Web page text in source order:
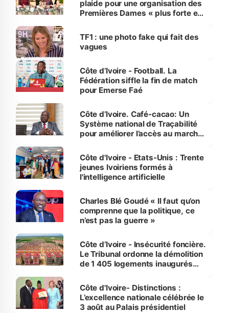
plaide pour une organisation des
Premières Dames « plus forte et
sur la scène internationale »
TF1 : une photo fake qui fait des
vagues
Côte d’Ivoire - Football. La
Fédération siffle la fin de match
pour Emerse Faé
Côte d’Ivoire. Café-cacao: Un
Système national de Traçabilité
pour améliorer l’accès au marché
Côte d'Ivoire - Etats-Unis : Trente
jeunes Ivoiriens formés à
l'intelligence artificielle
Charles Blé Goudé « Il faut qu’on
comprenne que la politique, ce
n’est pas la guerre »
Côte d’Ivoire - Insécurité foncière.
Le Tribunal ordonne la démolition
de 1 405 logements inaugurés
Bassam
Côte d'Ivoire- Distinctions :
L’excellence nationale célébrée le
3 août au Palais présidentiel